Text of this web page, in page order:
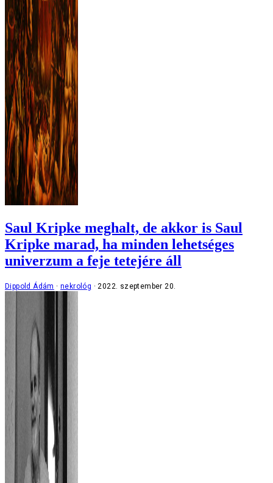
Saul Kripke meghalt, de akkor is Saul
Kripke marad, ha minden lehetséges
univerzum a feje tetejére áll
Dippold Ádám nekrológ 2022. szeptember 20.